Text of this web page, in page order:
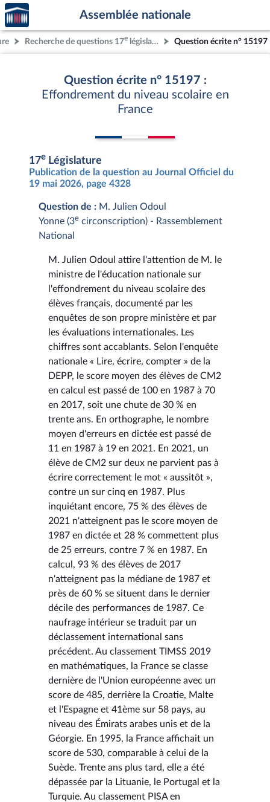
Aller au contenu
Aller en bas de la page
Accèder
à la
page
d'accueil
Assemblée nationale
Recherche de questions 17e législature Question écrite n° 15197
Question écrite n° 15197 :
Effondrement du niveau scolaire en
France
17e Législature
Publication de la question au Journal Officiel du
19 mai 2026, page 4328
Question de : M. Julien Odoul
Yonne (3e circonscription) - Rassemblement
National
M. Julien Odoul attire l'attention de M. le
ministre de l'éducation nationale sur
l'effondrement du niveau scolaire des
élèves français, documenté par les
enquêtes de son propre ministère et par
les évaluations internationales. Les
chiffres sont accablants. Selon l'enquête
nationale « Lire, écrire, compter » de la
DEPP, le score moyen des élèves de CM2
en calcul est passé de 100 en 1987 à 70
en 2017, soit une chute de 30 % en
trente ans. En orthographe, le nombre
moyen d'erreurs en dictée est passé de
11 en 1987 à 19 en 2021. En 2021, un
élève de CM2 sur deux ne parvient pas à
écrire correctement le mot « aussitôt »,
contre un sur cinq en 1987. Plus
inquiétant encore, 75 % des élèves de
2021 n'atteignent pas le score moyen de
1987 en dictée et 28 % commettent plus
de 25 erreurs, contre 7 % en 1987. En
calcul, 93 % des élèves de 2017
n'atteignent pas la médiane de 1987 et
près de 60 % se situent dans le dernier
décile des performances de 1987. Ce
naufrage intérieur se traduit par un
déclassement international sans
précédent. Au classement TIMSS 2019
en mathématiques, la France se classe
dernière de l'Union européenne avec un
score de 485, derrière la Croatie, Malte
et l'Espagne et 41ème sur 58 pays, au
niveau des Émirats arabes unis et de la
Géorgie. En 1995, la France affichait un
score de 530, comparable à celui de la
Suède. Trente ans plus tard, elle a été
dépassée par la Lituanie, le Portugal et la
Turquie. Au classement PISA en